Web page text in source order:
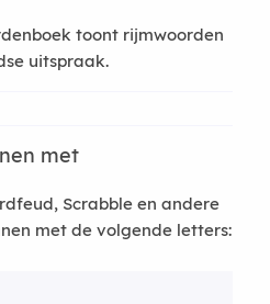
toont rijmwoorden
uitspraak.
met
Scrabble en andere
met de volgende letters: